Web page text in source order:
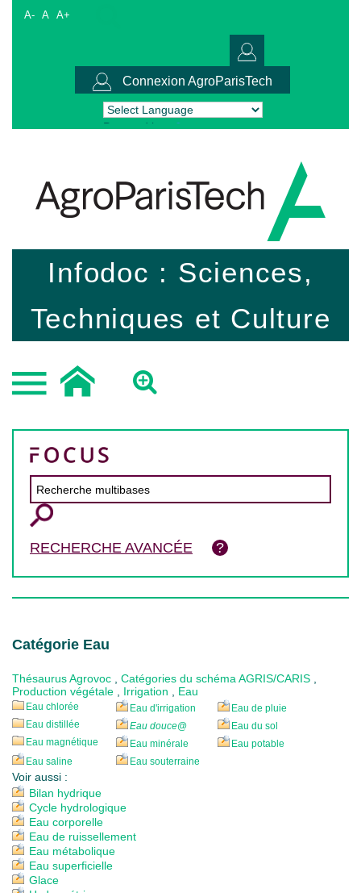
A- A A+
Connexion AgroParisTech
Powered by Translate
Infodoc : Sciences,
Techniques et Culture
RECHERCHE AVANCÉE
Catégorie Eau
Thésaurus Agrovoc Catégories du schéma AGRIS/CARIS
Production végétale
Irrigation Eau
Eau chlorée Eau d'irrigation
Eau de pluie
Eau distillée
Eau douce@
Eau du sol
Eau magnétique
Eau minérale
Eau potable
Eau saline
Eau souterraine
Voir aussi :
Bilan hydrique
Cycle hydrologique
Eau corporelle
Eau de ruissellement
Eau métabolique
Eau superficielle
Glace